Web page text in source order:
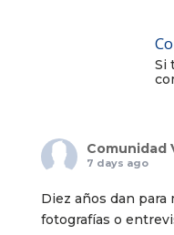
Si
Comunidad
7 days ago
Diez años dan para
fotografías o